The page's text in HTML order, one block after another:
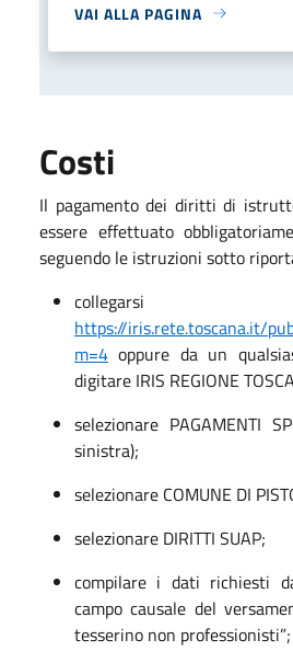
VAI ALLA PAGINA
Costi
Il pagamento dei diritti di
essere effettuato
seguendo le istruzioni sotto
collegarsi
https://iris.rete.toscana.it/
m=4 oppure da un
digitare IRIS REGIONE
selezionare PAGAMENTI
sinistra);
selezionare COMUNE DI
selezionare DIRITTI SUAP;
compilare i dati richiesti
campo causale del
tesserino non professionisti”;